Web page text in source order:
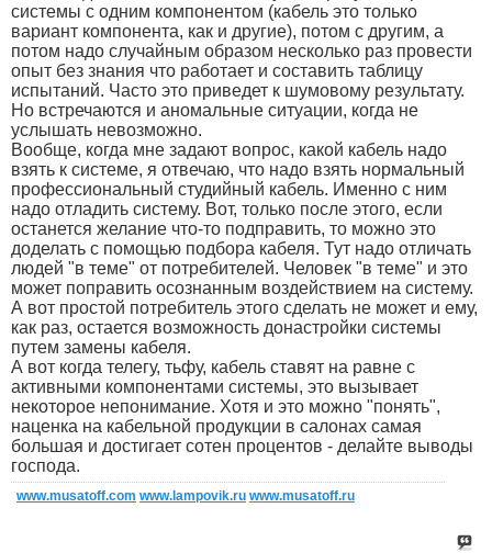
системы с одним компонентом (кабель это только
вариант компонента, как и другие), потом с другим, а
потом надо случайным образом несколько раз провести
опыт без знания что работает и составить таблицу
испытаний. Часто это приведет к шумовому результату.
Но встречаются и аномальные ситуации, когда не
услышать невозможно.
Вообще, когда мне задают вопрос, какой кабель надо
взять к системе, я отвечаю, что надо взять нормальный
профессиональный студийный кабель. Именно с ним
надо отладить систему. Вот, только после этого, если
останется желание что-то подправить, то можно это
доделать с помощью подбора кабеля. Тут надо отличать
людей "в теме" от потребителей. Человек "в теме" и это
может поправить осознанным воздействием на систему.
А вот простой потребитель этого сделать не может и ему,
как раз, остается возможность донастройки системы
путем замены кабеля.
А вот когда телегу, тьфу, кабель ставят на равне с
активными компонентами системы, это вызывает
некоторое непонимание. Хотя и это можно "понять",
наценка на кабельной продукции в салонах самая
большая и достигает сотен процентов - делайте выводы
господа.
www.musatoff.com www.lampovik.ru www.musatoff.ru